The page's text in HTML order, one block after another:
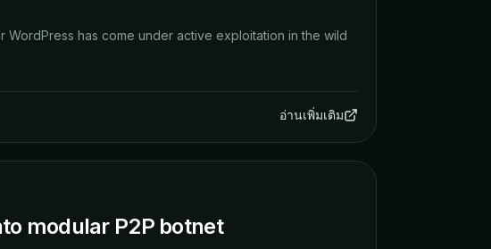
has come under active exploitation in the wild
อ่านเพิ่มเติม
modular P2P botnet